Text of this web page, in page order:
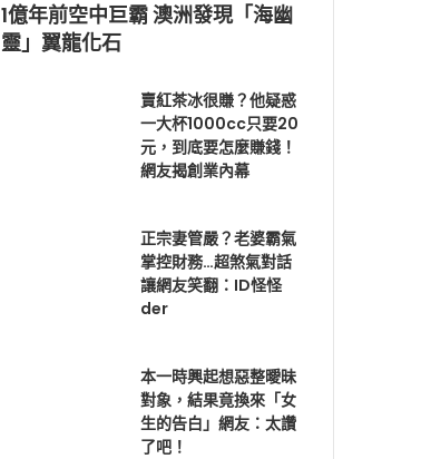
1億年前空中巨霸 澳洲發現「海幽
靈」翼龍化石
賣紅茶冰很賺？他疑惑
一大杯1000cc只要20
元，到底要怎麼賺錢！
網友揭創業內幕
正宗妻管嚴？老婆霸氣
掌控財務…超煞氣對話
讓網友笑翻：ID怪怪
der
本一時興起想惡整曖昧
對象，結果竟換來「女
生的告白」網友：太讚
了吧！